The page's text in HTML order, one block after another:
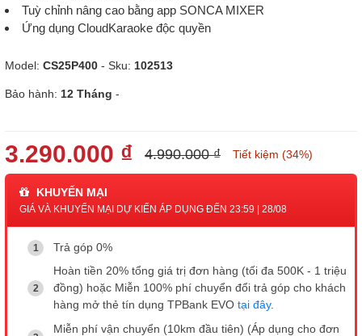
Tuỳ chỉnh nâng cao bằng app SONCA MIXER
Ứng dụng CloudKaraoke độc quyền
Model: CS25P400 - Sku: 102513
Bảo hành: 12 Tháng -
3.290.000 ₫ 4.990.000 ₫ Tiết kiệm (34%)
KHUYẾN MẠI
GIÁ VÀ KHUYẾN MẠI DỰ KIẾN ÁP DỤNG ĐẾN 23:59 | 28/08
Trả góp 0%
Hoàn tiền 20% tổng giá trị đơn hàng (tối đa 500K - 1 triệu
đồng) hoặc Miễn 100% phí chuyển đổi trả góp cho khách
hàng mở thẻ tín dụng TPBank EVO tại đây.
Miễn phí vận chuyển (10km đầu tiên) (Áp dụng cho đơn